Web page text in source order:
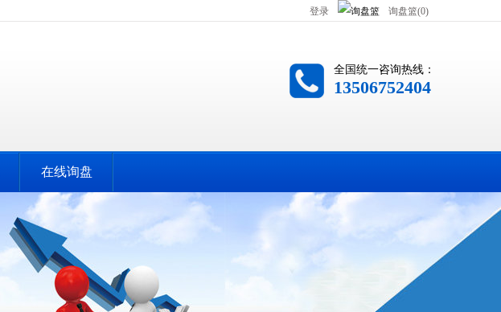
登录 询盘篮(0)
全国统一咨询热线：
13506752404
在线询盘